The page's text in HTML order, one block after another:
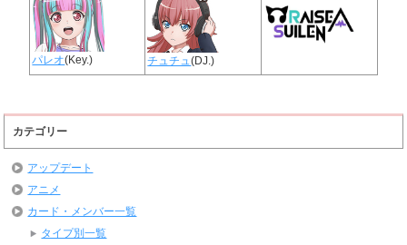
パレオ(Key.) チュチュ(DJ.)
カテゴリー
アップデート
アニメ
カード・メンバー一覧
タイプ別一覧